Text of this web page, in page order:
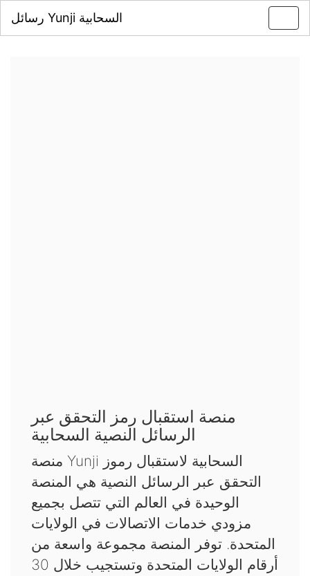
رسائل Yunji السحابية
منصة استقبال رمز التحقق عبر
الرسائل النصية السحابية
منصة Yunji السحابية لاستقبال رموز
التحقق عبر الرسائل النصية هي المنصة
الوحيدة في العالم التي تتصل بجميع
مزودي خدمات الاتصالات في الولايات
المتحدة. توفر المنصة مجموعة واسعة من
أرقام الولايات المتحدة وتستجيب خلال 30